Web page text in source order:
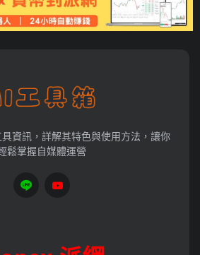
資訊，詳解其特色與使用方法，讓你
鬆掌握自媒體運營